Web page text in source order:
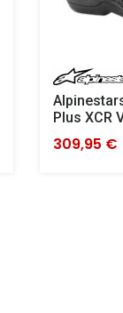
Plus XCR
309,95 €